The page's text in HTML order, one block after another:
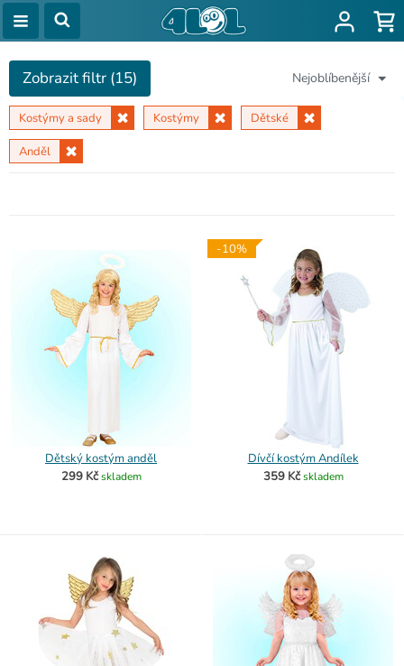
Nejoblíbenější
Zobrazit filtr (15)
Kostýmy a sady Kostýmy Dětské
Anděl
Dětský kostým anděl
299 Kč skladem
-10%
Dívčí kostým Andílek
359 Kč skladem